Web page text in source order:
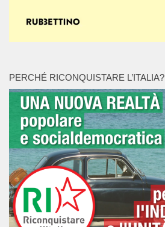
PERCHÉ RICONQUISTARE L’ITALIA?